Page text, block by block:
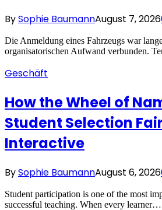
BySophie BaumannAugust 7, 2026
Die Anmeldung eines Fahrzeugs war
organisatorischen Aufwand verbunden.
Geschäft
How the Wheel of
Student Selection
Interactive
BySophie BaumannAugust 6, 2026
Student participation is one of the most
successful teaching. When every learner…